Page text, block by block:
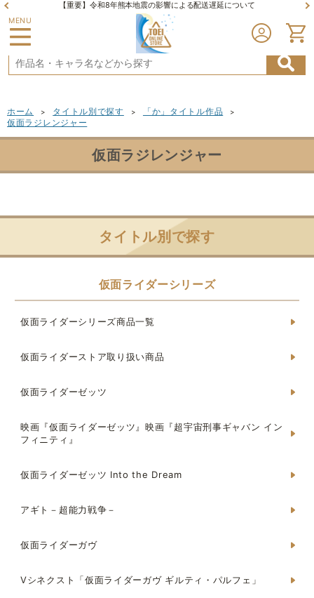
【重要】令和8年熊本地震の影響による配送遅延について
MENU
ホーム > タイトル別で探す > 「か」タイトル作品 >
仮面ラジレンジャー
仮面ラジレンジャー
タイトル別で探す
仮面ライダーシリーズ
仮面ライダーシリーズ商品一覧
仮面ライダーストア取り扱い商品
仮面ライダーゼッツ
映画『仮面ライダーゼッツ』映画『超宇宙刑事ギャバン イン
フィニティ』
仮面ライダーゼッツ Into the Dream
アギト－超能力戦争－
仮面ライダーガヴ
Vシネクスト「仮面ライダーガヴ ギルティ・パルフェ」